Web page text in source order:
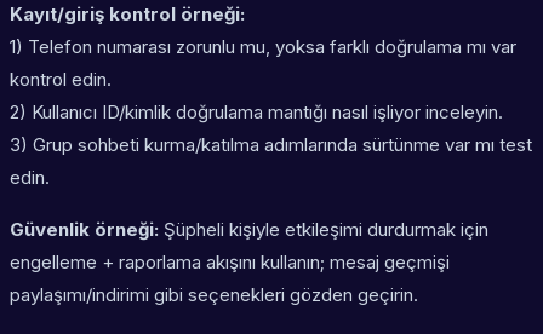
Kayıt/giriş kontrol örneği:
1) Telefon numarası zorunlu mu, yoksa farklı doğrulama mı var
kontrol edin.
2) Kullanıcı ID/kimlik doğrulama mantığı nasıl işliyor inceleyin.
3) Grup sohbeti kurma/katılma adımlarında sürtünme var mı test
edin.
Güvenlik örneği: Şüpheli kişiyle etkileşimi durdurmak için
engelleme + raporlama akışını kullanın; mesaj geçmişi
paylaşımı/indirimi gibi seçenekleri gözden geçirin.